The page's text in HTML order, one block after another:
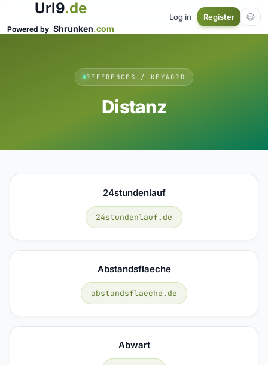
Url9.de
Powered by Shrunken.com
Log in Register
REFERENCES / KEYWORD
Distanz
24stundenlauf
24stundenlauf.de
Abstandsflaeche
abstandsflaeche.de
Abwart